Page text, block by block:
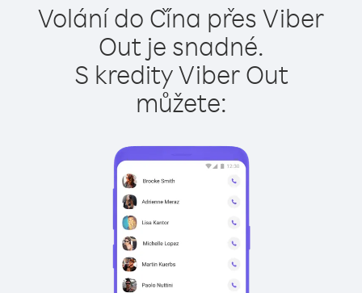
Volání do Čína přes Viber
Out je snadné.
S kredity Viber Out
můžete: